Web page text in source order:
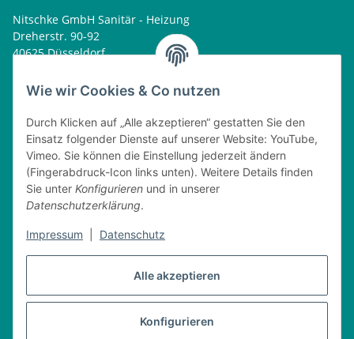
Alle akzeptieren
Konfigurieren
Wie wir Cookies & Co nutzen
Durch Klicken auf „Alle akzeptieren“ gestatten Sie den
Einsatz folgender Dienste auf unserer Website: YouTube,
Vimeo. Sie können die Einstellung jederzeit ändern
(Fingerabdruck-Icon links unten). Weitere Details finden
Sie unter Konfigurieren und in unserer
Datenschutzerklärung.
Impressum Datenschutz
Nitschke GmbH Sanitär - Heizung
Dreherstr. 90-92
40625 Düsseldorf
home@nitschkegmbh.de
Rechtliches
Öffnungszeiten
08:00 - 17:30 Uhr
Dienstag
08:00 - 16:30 Uhr
Mittwoch
08:00 - 17:30 Uhr
08:00 - 16:30 Uhr